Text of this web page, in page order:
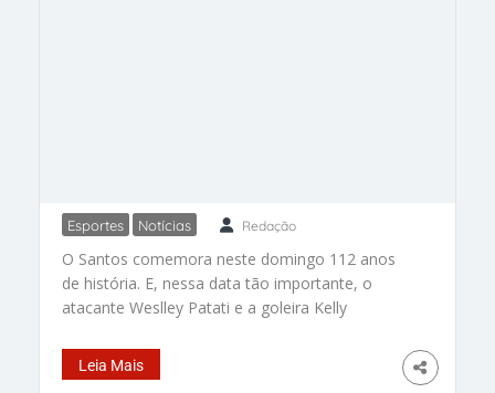
Atletas falam sobre a
importância do Santos no
futebol mundial
Esportes Notícias Redação
O Santos comemora neste domingo 112 anos
de história. E, nessa data tão importante, o
atacante Weslley Patati e a goleira Kelly
Memorial das Conquistas, localizado na Vila
Belmiro, para comemorar. Natural de Montreal,
Leia Mais